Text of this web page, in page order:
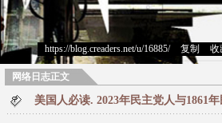
https://blog.creaders.net/u/16885/> 复制 收
网络日志正文
美国人必读. 2023年民主党人与1861年